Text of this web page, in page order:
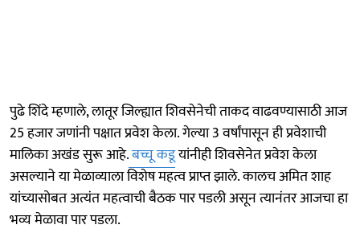
पुढे शिंदे म्हणाले, लातूर जिल्ह्यात शिवसेनेची ताकद वाढवण्यासाठी आज
25 हजार जणांनी पक्षात प्रवेश केला. गेल्या 3 वर्षांपासून ही प्रवेशाची
मालिका अखंड सुरू आहे.बच्चू कडूयांनीही शिवसेनेत प्रवेश केला
असल्याने या मेळाव्याला विशेष महत्व प्राप्त झाले. कालच अमित शाह
यांच्यासोबत अत्यंत महत्वाची बैठक पार पडली असून त्यानंतर आजचा हा
भव्य मेळावा पार पडला.